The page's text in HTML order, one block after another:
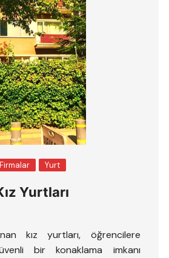
Firmalar Yurt
Yurtları
kız yurtları, öğrencilere
bir konaklama imkanı